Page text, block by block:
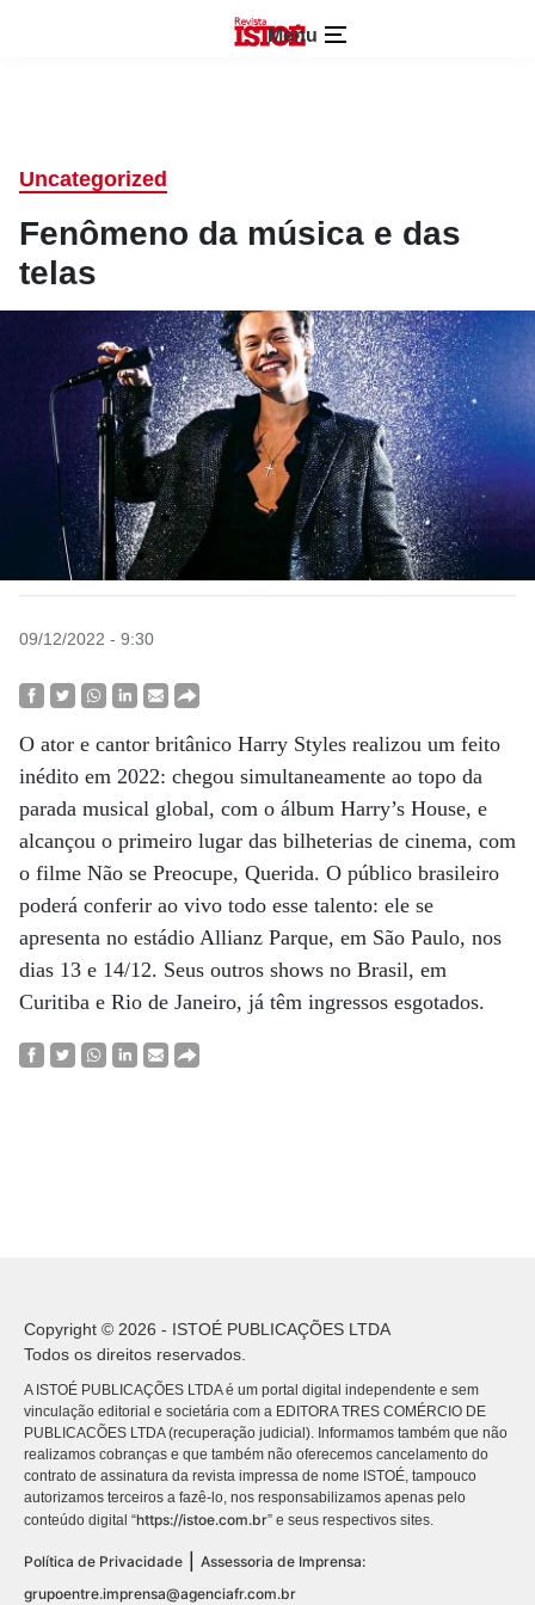
Menu
Uncategorized
Fenômeno da música e das
telas
09/12/2022 - 9:30
O ator e cantor britânico Harry Styles realizou um feito
inédito em 2022: chegou simultaneamente ao topo da
parada musical global, com o álbum Harry’s House, e
alcançou o primeiro lugar das bilheterias de cinema, com
o filme Não se Preocupe, Querida. O público brasileiro
poderá conferir ao vivo todo esse talento: ele se
apresenta no estádio Allianz Parque, em São Paulo, nos
dias 13 e 14/12. Seus outros shows no Brasil, em
Curitiba e Rio de Janeiro, já têm ingressos esgotados.
Copyright © 2026 - ISTOÉ PUBLICAÇÕES LTDA
Todos os direitos reservados.
A ISTOÉ PUBLICAÇÕES LTDA é um portal digital independente e sem
vinculação editorial e societária com a EDITORA TRES COMÉRCIO DE
PUBLICACÕES LTDA (recuperação judicial). Informamos também que não
realizamos cobranças e que também não oferecemos cancelamento do
contrato de assinatura da revista impressa de nome ISTOÉ, tampouco
autorizamos terceiros a fazê-lo, nos responsabilizamos apenas pelo
conteúdo digital “https://istoe.com.br” e seus respectivos sites.
Política de Privacidade
Assessoria de Imprensa:
grupoentre.imprensa@agenciafr.com.br